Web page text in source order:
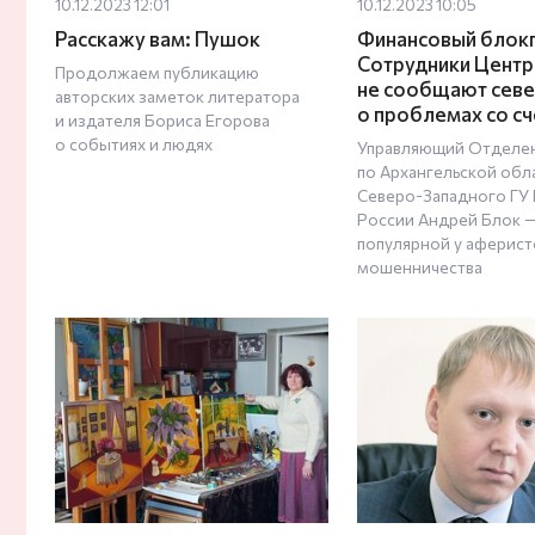
10.12.2023 12:01
Расскажу вам: Пушок
Продолжаем публикацию
авторских заметок литератора
и издателя Бориса Егорова
о событиях и людях
10.12.2023 10:05
Финансовый
Сотрудники
не сообщают
о проблемах со
Управляющий
по Архангельской
Северо-Западного ГУ
России Андрей Блок
популярной у
мошенничества